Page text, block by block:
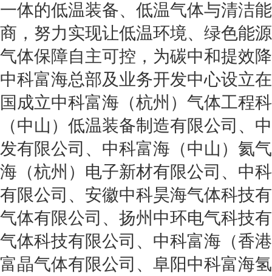
一体的低温装备、低温气体与清洁
商，努力实现让低温环境、绿色能
气体保障自主可控，为碳中和提效
中科富海总部及业务开发中心设立
国成立中科富海（杭州）气体工程
（中山）低温装备制造有限公司、
发有限公司、中科富海（中山）氦
海（杭州）电子新材有限公司、中
有限公司、安徽中科昊海气体科技
气体有限公司、扬州中环电气科技
气体科技有限公司、中科富海（香
富晶气体有限公司、阜阳中科富海